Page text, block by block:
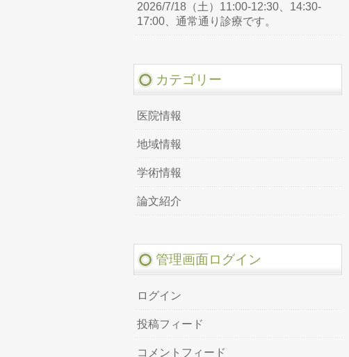
2026/7/18（土）11:00-12:30、14:30-
17:00、通常通り診療です。
カテゴリー
医院情報
地域情報
学術情報
論文紹介
管理画面ログイン
ログイン
投稿フィード
コメントフィード